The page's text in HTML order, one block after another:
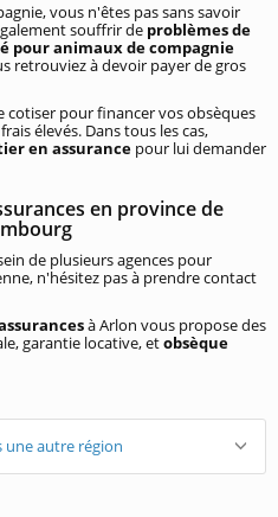
vous n'êtes pas sans savoir
souffrir de problèmes de
pour animaux de compagnie
retrouviez à devoir payer de gros
cotiser pour financer vos obsèques
élevés. Dans tous les cas,
en assurance pour lui demander
en province de
de plusieurs agences pour
n'hésitez pas à prendre contact
à Arlon vous propose des
garantie locative, etobsèque
une autre région